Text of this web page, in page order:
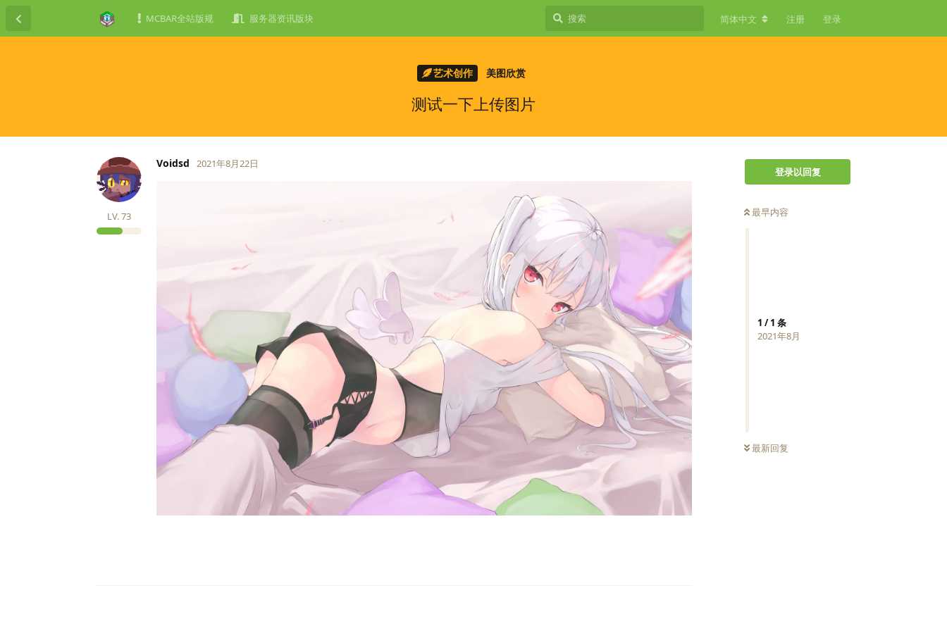
MCBAR全站版规 服务器资讯版块 简体中文 注册 登录
艺术创作 美图欣赏
测试一下上传图片
登录以回复
最早内容
1 /1 条
2021年8月
最新回复
Voidsd
LV.73
2021年8月22日